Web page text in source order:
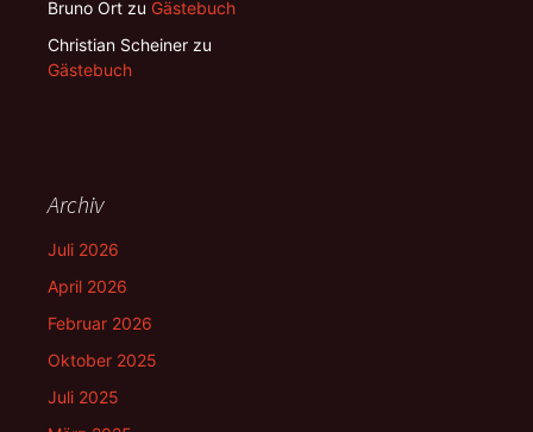
Bruno Ort zu Gästebuch
Christian Scheiner zu
Gästebuch
Archiv
Juli 2026
April 2026
Februar 2026
Oktober 2025
Juli 2025